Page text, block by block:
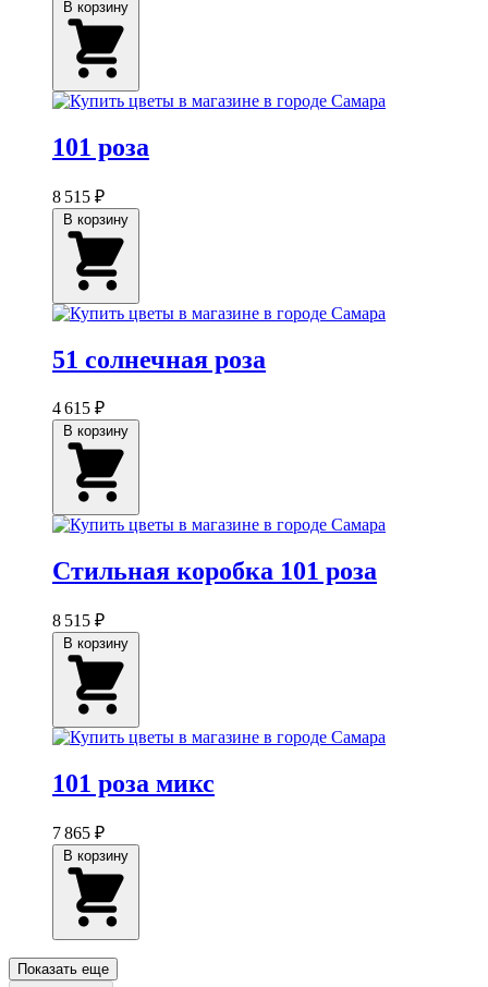
101 роза
8 515 ₽
51 солнечная роза
4 615 ₽
Стильная коробка 101 роза
8 515 ₽
101 роза микс
7 865 ₽
Показать еще